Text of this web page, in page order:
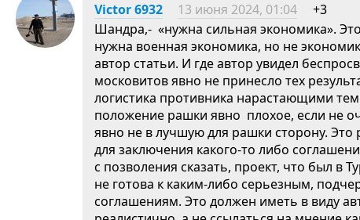
Victor 6932 13 июня 2024, 01:04
+3
Шандра,- «нужна сильная экономика».
нужна военная экономика, но не
автор статьи. И где автор увидел
московитов явно не принесло тех
логистика противника нарастающими
положение рашки явно плохое, если не
явно не в лучшую для рашки сторону. Это
для заключения какого-то либо
с позволения сказать, проект, что был в
не готова к каким-либо серьезным,
соглашениям. Это должен иметь в виду